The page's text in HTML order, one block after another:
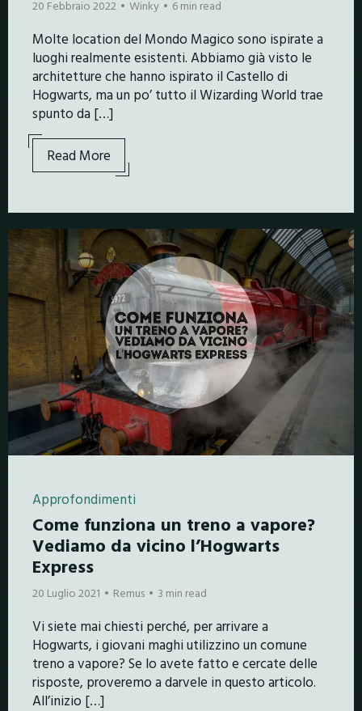
20 Febbraio 2022 Winky 6 min read
Molte location del Mondo Magico sono ispirate a
luoghi realmente esistenti. Abbiamo già visto le
architetture che hanno ispirato il Castello di
Hogwarts, ma un po’ tutto il Wizarding World trae
spunto da […]
Read More
Approfondimenti
Come funziona un treno a vapore?
Vediamo da vicino l’Hogwarts
Express
20 Luglio 2021 Remus 3 min read
Vi siete mai chiesti perché, per arrivare a
Hogwarts, i giovani maghi utilizzino un comune
treno a vapore? Se lo avete fatto e cercate delle
risposte, proveremo a darvele in questo articolo.
All’inizio […]